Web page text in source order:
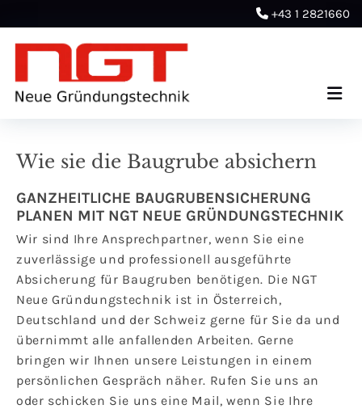
 +43 1 2821660
Wie sie die Baugrube absichern
GANZHEITLICHE BAUGRUBENSICHERUNG
PLANEN MIT NGT NEUE GRÜNDUNGSTECHNIK
Wir sind Ihre Ansprechpartner, wenn Sie eine
zuverlässige und professionell ausgeführte
Absicherung für Baugruben benötigen. Die NGT
Neue Gründungstechnik ist in Österreich,
Deutschland und der Schweiz gerne für Sie da und
übernimmt alle anfallenden Arbeiten. Gerne
bringen wir Ihnen unsere Leistungen in einem
persönlichen Gespräch näher. Rufen Sie uns an
oder schicken Sie uns eine Mail, wenn Sie Ihre